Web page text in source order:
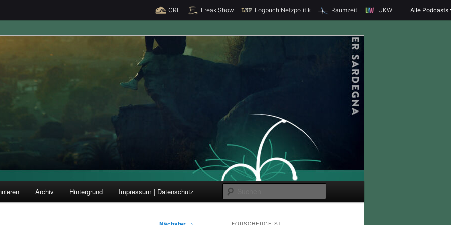
CRE Freak Show Logbuch:Netzpolitik Raumzeit UKW Alle Podcasts
und Forschung
u
Archiv Hintergrund Impressum | Datenschutz